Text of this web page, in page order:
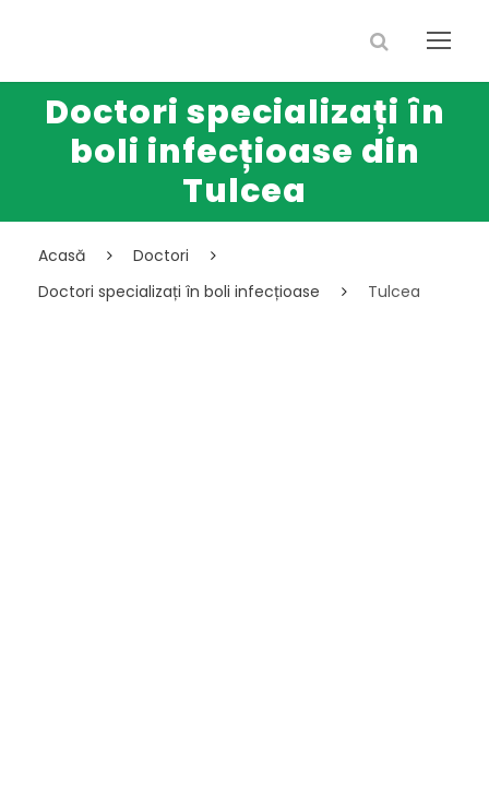
Doctori specializați în
boli infecțioase din
Tulcea
Acasă
Doctori
Doctori specializați în boli infecțioase
Tulcea